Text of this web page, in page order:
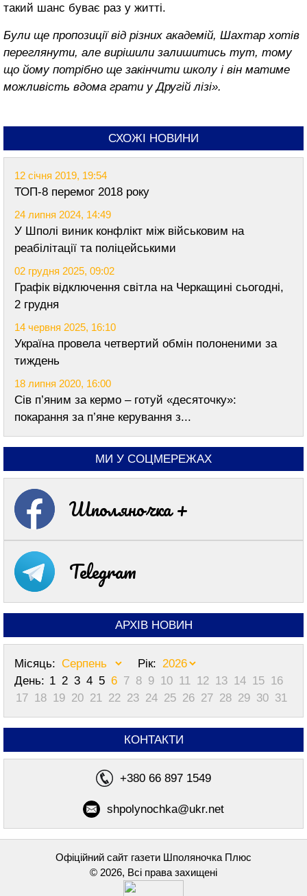
такий шанс буває раз у житті.
Були ще пропозиції від різних академій, Шахтар хотів
переглянути, але вирішили залишитись тут, тому
що йому потрібно ще закінчити школу і він матиме
можливість вдома грати у Другій лізі».
СХОЖІ НОВИНИ
12 січня 2019, 19:54
ТОП-8 перемог 2018 року
24 липня 2024, 14:49
У Шполі виник конфлікт між військовим на
реабілітації та поліцейськими
02 грудня 2025, 09:02
Графік відключення світла на Черкащині сьогодні,
2 грудня
14 червня 2025, 16:10
Україна провела четвертий обмін полоненими за
тиждень
18 липня 2020, 16:00
Сів п’яним за кермо – готуй «десяточку»:
покарання за п’яне керування з...
МИ У СОЦМЕРЕЖАХ
Шполяночка +
Telegram
АРХІВ НОВИН
Місяць:
Рік:
День: 1 2 3 4 5 6 7 8 9 10 11 12 13 14 15 16
17 18 19 20 21 22 23 24 25 26 27 28 29 30 31
КОНТАКТИ
+380 66 897 1549
shpolynochka@ukr.net
Офіційний сайт газети Шполяночка Плюс
© 2026, Всі права захищені